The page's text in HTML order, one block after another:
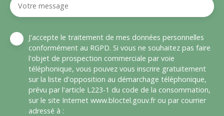
Votre message
J'accepte le traitement de mes données personnelles
conformément au RGPD. Si vous ne souhaitez pas faire
l'objet de prospection commerciale par voie
téléphonique, vous pouvez vous inscrire gratuitement
sur la liste d'opposition au démarchage téléphonique,
prévu par l'article L223-1 du code de la consommation,
sur le site Internet www.bloctel.gouv.fr ou par courrier
adressé à :